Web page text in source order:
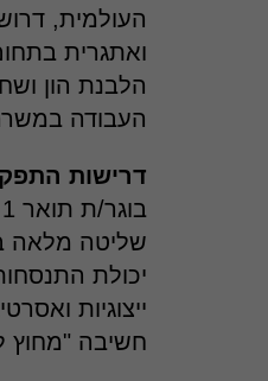
העולמית,
ואתגרית
הלבנת הון
העבודה
דרישות
בוגר/ת תואר 1 בחשבונאות / כלכלה / מנהל עסקים / יתרון משמעותי!
שליטה מלאה
יכולת
ייצוגיות
חשיבה "מחוץ